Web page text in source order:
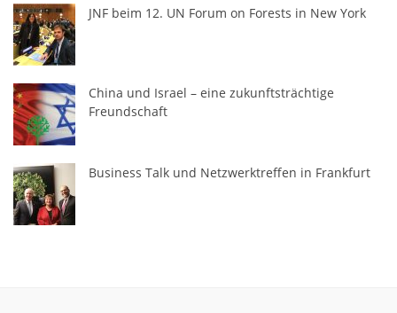
JNF beim 12. UN Forum on Forests in New York
China und Israel – eine zukunftsträchtige
Freundschaft
Business Talk und Netzwerktreffen in Frankfurt